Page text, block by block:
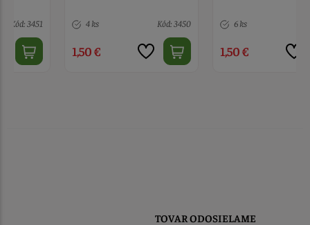
4 ks
1,50 €
6 ks
1,50 €
TOVAR ODOSIELAME